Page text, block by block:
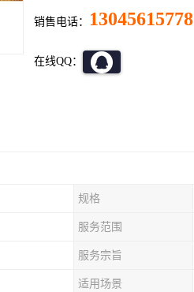
销售电话： 13045615778
在线QQ：
规格
服务范围
服务宗旨
适用场景